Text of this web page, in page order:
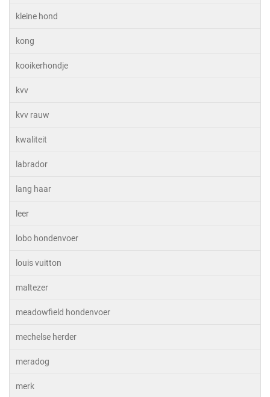
kleine hond
kong
kooikerhondje
kvv
kvv rauw
kwaliteit
labrador
lang haar
leer
lobo hondenvoer
louis vuitton
maltezer
meadowfield hondenvoer
mechelse herder
meradog
merk